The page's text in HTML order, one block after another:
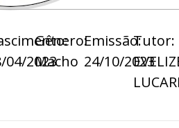
04/2023
Gênero:
Macho
Emissão:
24/10/2023
Tutor: